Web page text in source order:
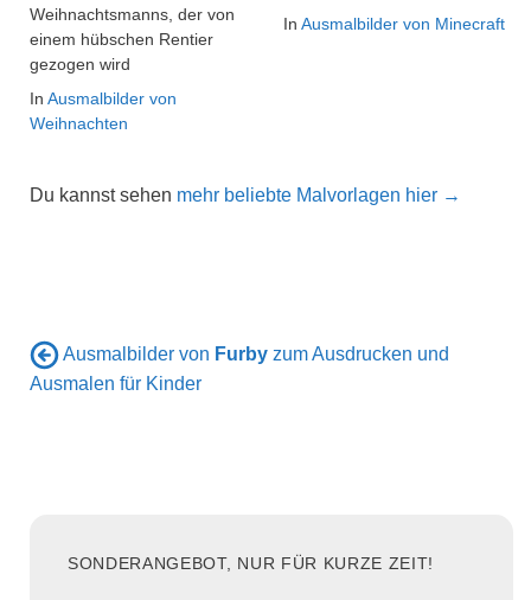
Weihnachtsmanns, der von
einem hübschen Rentier
gezogen wird
In Ausmalbilder von
Weihnachten
In Ausmalbilder von Minecraft
Du kannst sehen mehr beliebte Malvorlagen hier →
Ausmalbilder von Furby zum Ausdrucken und
Ausmalen für Kinder
SONDERANGEBOT, NUR FÜR KURZE ZEIT!